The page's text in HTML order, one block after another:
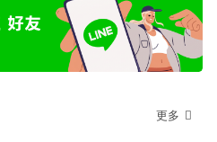
更多